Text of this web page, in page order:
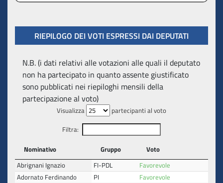
RIEPILOGO DEI VOTI ESPRESSI DAI DEPUTATI
N.B. (i dati relativi alle votazioni alle quali il deputato
non ha partecipato in quanto assente giustificato
sono pubblicati nei riepiloghi mensili della
partecipazione al voto)
Visualizza
partecipanti al voto
Filtra:
Nominativo
Gruppo
Voto
Abrignani Ignazio
FI-PDL
Favorevole
Adornato Ferdinando
PI
Favorevole